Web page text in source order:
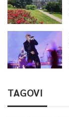
TAGOVI